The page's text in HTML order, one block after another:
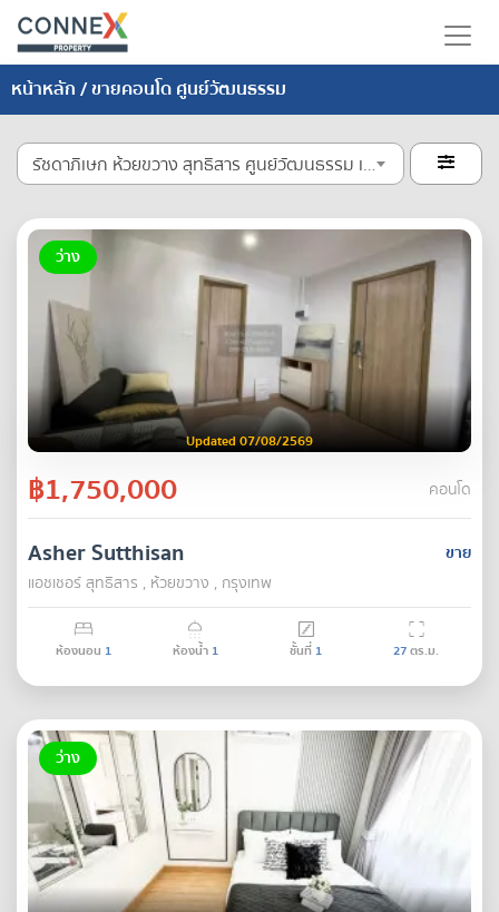
หน้าหลัก/ ขายคอนโด ศูนย์วัฒนธรรม
รัชดาภิเษก ห้วยขวาง สุทธิสาร ศูนย์วัฒนธรรม เหม่งจ๋าย 
ว่าง
Updated 07/08/2569
฿1,750,000 คอนโด
ขาย
Asher Sutthisan
แอชเชอร์ สุทธิสาร , ห้วยขวาง , กรุงเทพ
ห้องนอน 1 ห้องน้ำ 1 ชั้นที่ 1 27ตร.ม.
ว่าง